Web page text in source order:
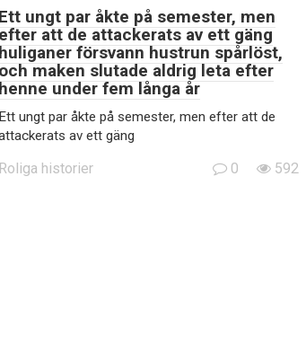
Ett ungt par åkte på semester, men
att de attackerats av ett gäng
försvann hustrun spårlöst,
maken slutade aldrig leta efter
under fem långa år
Ett ungt par åkte på semester, men efter att de
av ett gäng
Roliga historier 0 592